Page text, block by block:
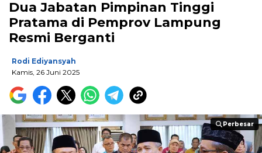
Dua Jabatan Pimpinan Tinggi
Pratama di Pemprov Lampung
Resmi Berganti
Rodi Ediyansyah
Kamis, 26 Juni 2025
Perbesar
Perbesar